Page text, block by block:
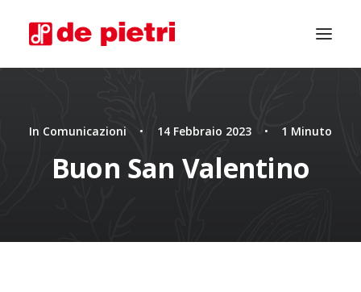
In Comunicazioni • 14 Febbraio 2023 • 1 Minuto
Buon San Valentino